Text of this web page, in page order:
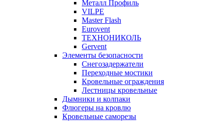
Металл Профиль
VILPE
Master Flash
Eurovent
ТЕХНОНИКОЛЬ
Gervent
Элементы безопасности
Снегозадержатели
Переходные мостики
Кровельные ограждения
Лестницы кровельные
Дымники и колпаки
Флюгеры на кровлю
Кровельные саморезы